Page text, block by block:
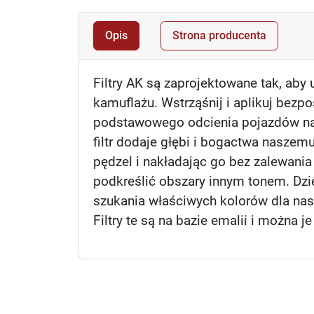
Opis Strona producenta
Filtry AK są zaprojektowane tak,
kamuflażu. Wstrząśnij i aplikuj
podstawowego odcienia pojazdów
filtr dodaje głębi i bogactwa
pędzel i nakładając go bez
podkreślić obszary innym tonem.
szukania właściwych kolorów dla
Filtry te są na bazie emalii i można